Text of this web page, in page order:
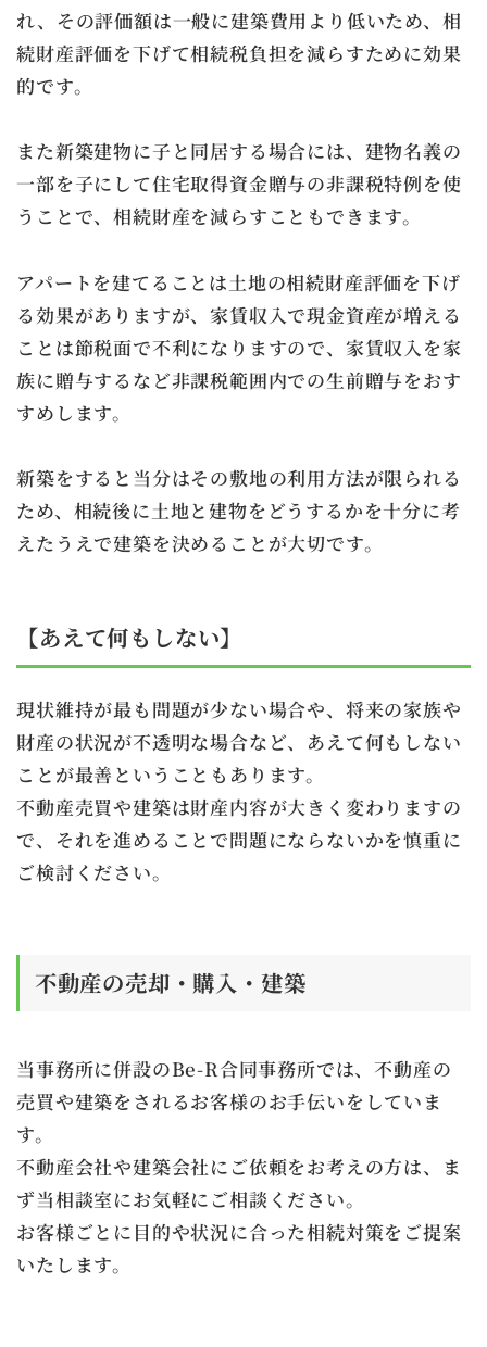
れ、その評価額は一般に建築費用より低いため、相
続財産評価を下げて相続税負担を減らすために効果
的です。
また新築建物に子と同居する場合には、建物名義の
一部を子にして住宅取得資金贈与の非課税特例を使
うことで、相続財産を減らすこともできます。
アパートを建てることは土地の相続財産評価を下げ
る効果がありますが、家賃収入で現金資産が増える
ことは節税面で不利になりますので、家賃収入を家
族に贈与するなど非課税範囲内での生前贈与をおす
すめします。
新築をすると当分はその敷地の利用方法が限られる
ため、相続後に土地と建物をどうするかを十分に考
えたうえで建築を決めることが大切です。
【あえて何もしない】
現状維持が最も問題が少ない場合や、将来の家族や
財産の状況が不透明な場合など、あえて何もしない
ことが最善ということもあります。
不動産売買や建築は財産内容が大きく変わりますの
で、それを進めることで問題にならないかを慎重に
ご検討ください。
不動産の売却・購入・建築
当事務所に併設のBe-R合同事務所では、不動産の
売買や建築をされるお客様のお手伝いをしていま
す。
不動産会社や建築会社にご依頼をお考えの方は、ま
ず当相談室にお気軽にご相談ください。
お客様ごとに目的や状況に合った相続対策をご提案
いたします。